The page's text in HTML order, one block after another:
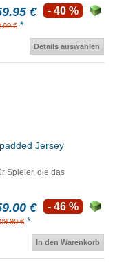
€
€ *
- 40 %
Details auswählen
Jersey
Spieler, die das
€
€ *
- 46 %
In den Warenkorb